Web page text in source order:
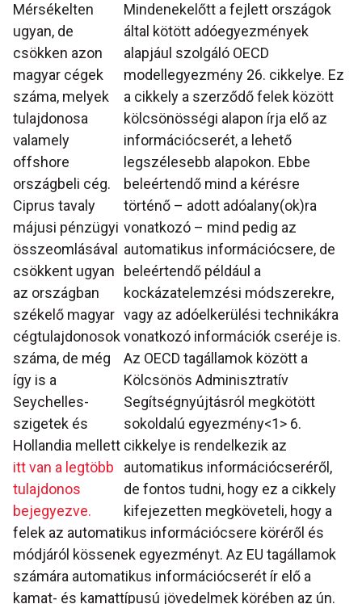
Mérsékelten
ugyan, de
csökken azon
magyar cégek
száma, melyek
tulajdonosa
valamely
offshore
országbeli cég.
Ciprus tavaly
májusi pénzügyi
összeomlásával
csökkent ugyan
az országban
székelő magyar
cégtulajdonosok
száma, de még
így is a
Seychelles-
szigetek és
Hollandia mellett
itt van a legtöbb
tulajdonos
bejegyezve.
Mindenekelőtt a fejlett országok
által kötött adóegyezmények
alapjául szolgáló OECD
modellegyezmény 26. cikkelye. Ez
a cikkely a szerződő felek között
kölcsönösségi alapon írja elő az
információcserét, a lehető
legszélesebb alapokon. Ebbe
beleértendő mind a kérésre
történő – adott adóalany(ok)ra
vonatkozó – mind pedig az
automatikus információcsere, de
beleértendő például a
kockázatelemzési módszerekre,
vagy az adóelkerülési technikákra
vonatkozó információk cseréje is.
Az OECD tagállamok között a
Kölcsönös Adminisztratív
Segítségnyújtásról megkötött
sokoldalú egyezmény<1> 6.
cikkelye is rendelkezik az
automatikus információcseréről,
de fontos tudni, hogy ez a cikkely
kifejezetten megköveteli, hogy a
felek az automatikus információcsere köréről és
módjáról kössenek egyezményt. Az EU tagállamok
számára automatikus információcserét ír elő a
kamat- és kamattípusú jövedelmek körében az ún.